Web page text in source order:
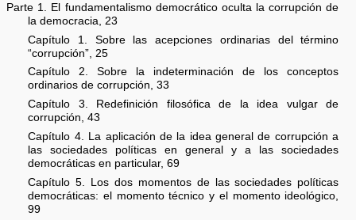
Parte 1. El fundamentalismo democrático oculta la corrupción de
la democracia, 23
Capítulo 1. Sobre las acepciones ordinarias del término
“corrupción”, 25
Capítulo 2. Sobre la indeterminación de los conceptos
ordinarios de corrupción, 33
Capítulo 3. Redefinición filosófica de la idea vulgar de
corrupción, 43
Capítulo 4. La aplicación de la idea general de corrupción a
las sociedades políticas en general y a las sociedades
democráticas en particular, 69
Capítulo 5. Los dos momentos de las sociedades políticas
democráticas: el momento técnico y el momento ideológico,
99